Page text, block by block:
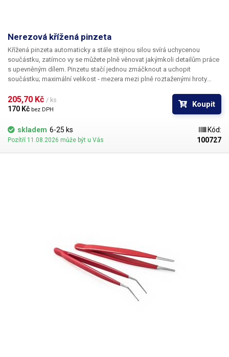
Nerezová křížená pinzeta
Křížená pinzeta automaticky a stále stejnou silou svírá uchycenou
součástku, zatímco vy se můžete plně věnovat jakýmkoli detailům práce
s upevněným dílem. Pinzetu stačí jednou zmáčknout a uchopit
součástku; maximální velikost - mezera mezi plně roztaženými hroty
205,70 Kč / ks
170 Kč bez DPH
Koupit
skladem 6-25 ks
Pozítří 11.08.2026 může být u Vás
Kód:
100727